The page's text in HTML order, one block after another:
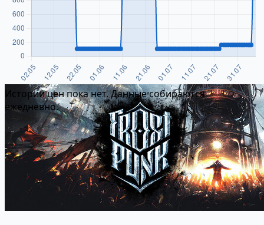
Истории цен пока нет. Данные собираются
ежедневно.